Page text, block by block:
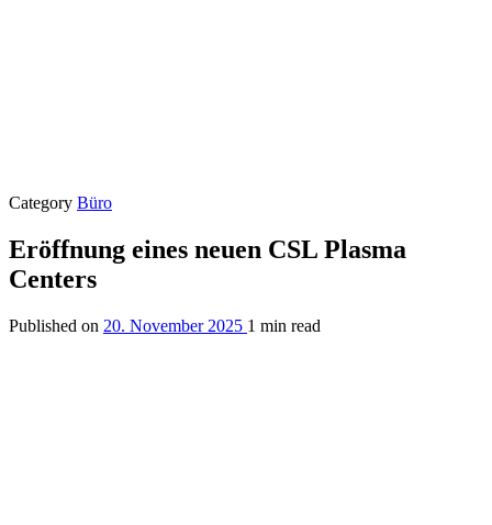
Category Büro
Eröffnung eines neuen CSL Plasma
Centers
Published on 20. November 2025 1 min read